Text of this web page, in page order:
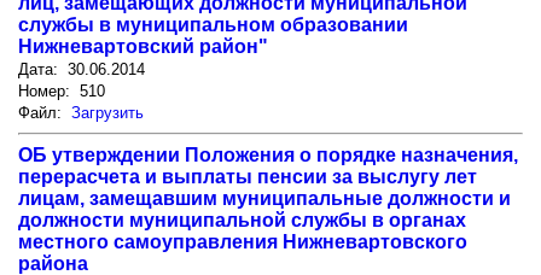
службы в муниципальном образовании
Нижневартовский район"
Дата: 30.06.2014
Номер: 510
Файл: Загрузить
ОБ утверждении Положения о порядке назначения,
перерасчета и выплаты пенсии за выслугу лет
лицам, замещавшим муниципальные должности и
должности муниципальной службы в органах
местного самоуправления Нижневартовского
района